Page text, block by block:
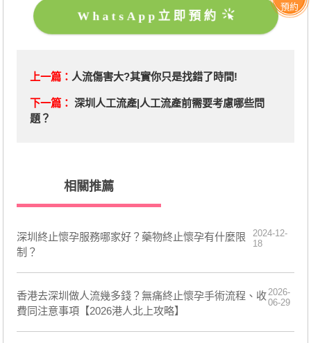
WhatsApp立即預約
上一篇： ​人流傷害大?其實你只是找錯了時間!
下一篇： 深圳人工流產|人工流產前需要考慮哪些問
題？
相關推薦
深圳終止懷孕服務哪家好？藥物終止懷孕有什麼限
制？
2024-12-
18
香港去深圳做人流幾多錢？無痛終止懷孕手術流程、收
費同注意事項【2026港人北上攻略】
2026-
06-29
預約